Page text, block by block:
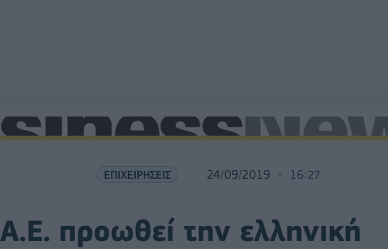
ΕΠΙΧΕΙΡΗΣΕΙΣ 24/09/2019 16:27
προωθεί την ελληνική